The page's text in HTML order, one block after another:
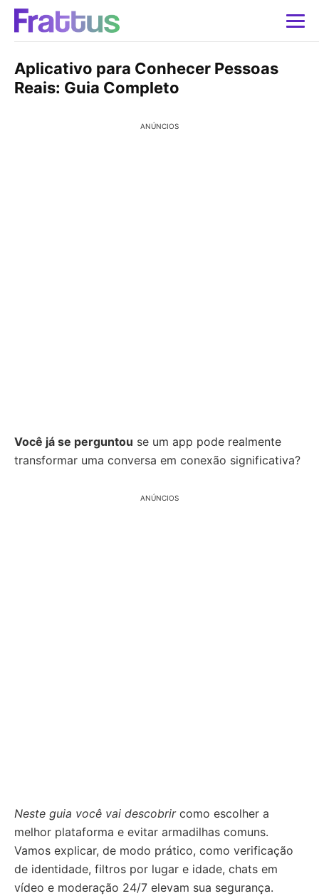
Aplicativo para Conhecer Pessoas
Reais: Guia Completo
ANÚNCIOS
Você já se perguntou se um app pode realmente
transformar uma conversa em conexão significativa?
ANÚNCIOS
Neste guia você vai descobrircomo escolher a
melhor plataforma e evitar armadilhas comuns.
Vamos explicar, de modo prático, como verificação
de identidade, filtros por lugar e idade, chats em
vídeo e moderação 24/7 elevam sua segurança.